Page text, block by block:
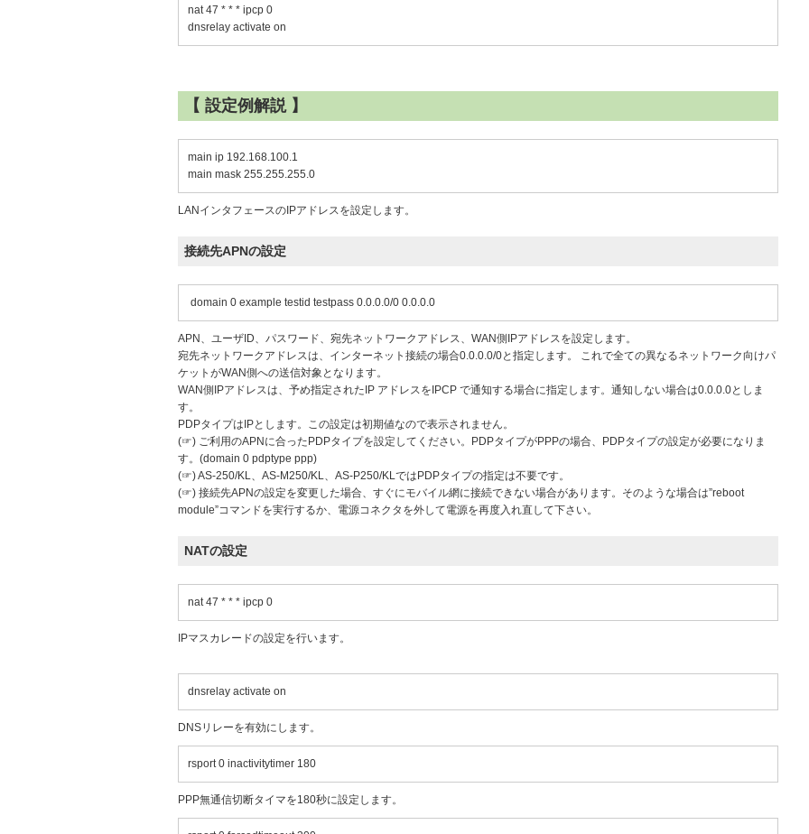
nat 47 * * * ipcp 0
dnsrelay activate on
【 設定例解説 】
main ip 192.168.100.1
main mask 255.255.255.0
LANインタフェースのIPアドレスを設定します。
接続先APNの設定
domain 0 example testid testpass 0.0.0.0/0 0.0.0.0
APN、ユーザID、パスワード、宛先ネットワークアドレス、WAN側IPアドレスを設定します。
宛先ネットワークアドレスは、インターネット接続の場合0.0.0.0/0と指定します。 これで全ての異なるネットワーク向けパ
ケットがWAN側への送信対象となります。
WAN側IPアドレスは、予め指定されたIP アドレスをIPCP で通知する場合に指定します。通知しない場合は0.0.0.0としま
す。
PDPタイプはIPとします。この設定は初期値なので表示されません。
(☞) ご利用のAPNに合ったPDPタイプを設定してください。PDPタイプがPPPの場合、PDPタイプの設定が必要になりま
す。(domain 0 pdptype ppp)
(☞) AS-250/KL、AS-M250/KL、AS-P250/KLではPDPタイプの指定は不要です。
(☞) 接続先APNの設定を変更した場合、すぐにモバイル網に接続できない場合があります。そのような場合は”reboot
module”コマンドを実行するか、電源コネクタを外して電源を再度入れ直して下さい。
NATの設定
nat 47 * * * ipcp 0
IPマスカレードの設定を行います。
dnsrelay activate on
DNSリレーを有効にします。
rsport 0 inactivitytimer 180
PPP無通信切断タイマを180秒に設定します。